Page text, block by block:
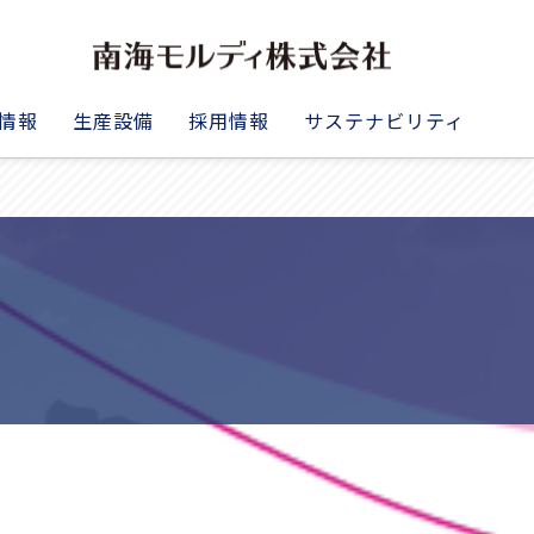
報 生産設備 採用情報 サステナビリティ